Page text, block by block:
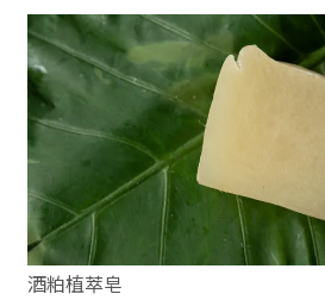
酒粕植萃皂